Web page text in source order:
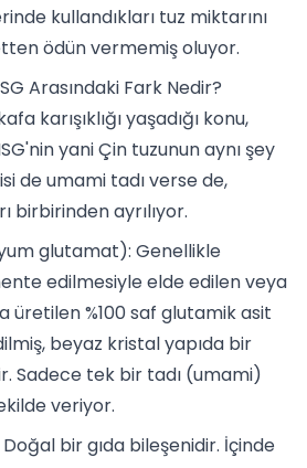
kullandıkları tuz miktarını
ödün vermemiş oluyor.
Arasındaki Fark Nedir?
karışıklığı yaşadığı konu,
yani Çin tuzunun aynı şey
de umami tadı verse de,
birbirinden ayrılıyor.
glutamat): Genellikle
edilmesiyle elde edilen veya
üretilen %100 saf glutamik asit
beyaz kristal yapıda bir
Sadece tek bir tadı (umami)
veriyor.
bir gıda bileşenidir. İçinde